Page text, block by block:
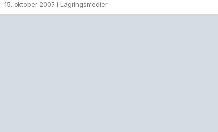
15. oktober 2007 i Lagringsmedier